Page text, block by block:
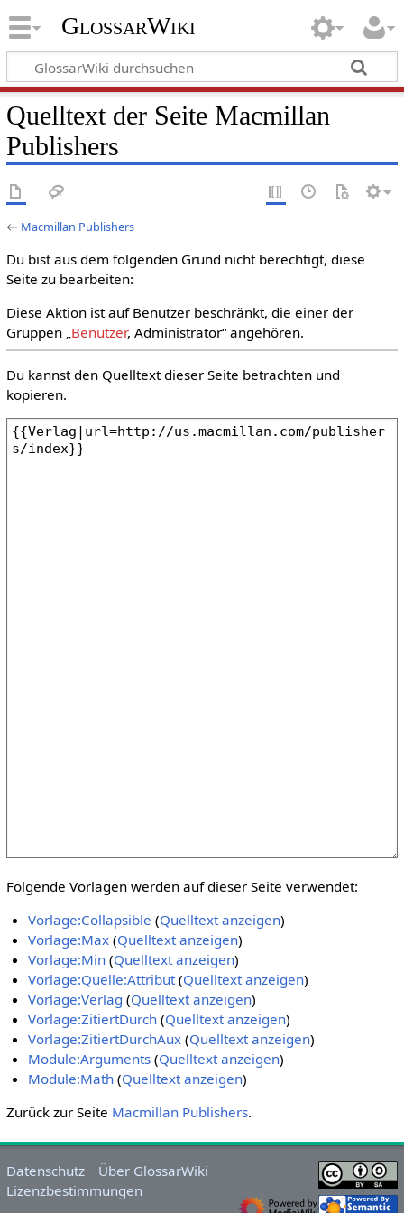
GlossarWiki
Quelltext der Seite Macmillan
Publishers
← Macmillan Publishers
Du bist aus dem folgenden Grund nicht berechtigt, diese
Seite zu bearbeiten:
Diese Aktion ist auf Benutzer beschränkt, die einer der
Gruppen „Benutzer, Administrator“ angehören.
Du kannst den Quelltext dieser Seite betrachten und
kopieren.
Folgende Vorlagen werden auf dieser Seite verwendet:
Vorlage:Collapsible (Quelltext anzeigen)
Vorlage:Max (Quelltext anzeigen)
Vorlage:Min (Quelltext anzeigen)
Vorlage:Quelle:Attribut(Quelltext anzeigen)
Vorlage:Verlag (Quelltext anzeigen)
Vorlage:ZitiertDurch (Quelltext anzeigen)
Vorlage:ZitiertDurchAux (Quelltext anzeigen)
Module:Arguments (Quelltext anzeigen)
Module:Math (Quelltext anzeigen)
Zurück zur Seite Macmillan Publishers.
Datenschutz
Über GlossarWiki
Lizenzbestimmungen